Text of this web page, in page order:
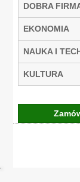
DOBRA
EKONOMIA
NAUKA I
KULTURA